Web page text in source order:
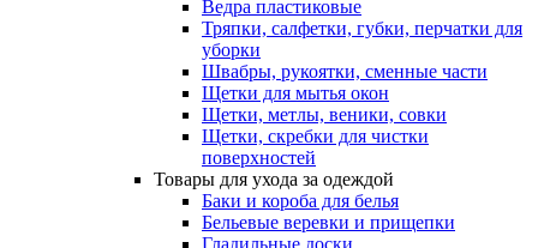
Ведра пластиковые
Тряпки, салфетки, губки, перчатки для
уборки
Швабры, рукоятки, сменные части
Щетки для мытья окон
Щетки, метлы, веники, совки
Щетки, скребки для чистки
поверхностей
Товары для ухода за одеждой
Баки и короба для белья
Бельевые веревки и прищепки
Гладильные доски